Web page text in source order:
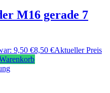
M16 gerade 7
9,50 €8,50 €Aktueller Preis